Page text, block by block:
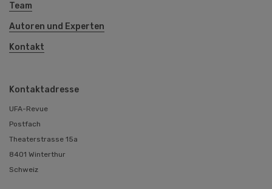
Team
Autoren und Experten
Kontakt
Kontaktadresse
UFA-Revue
Postfach
Theaterstrasse 15a
8401 Winterthur
Schweiz